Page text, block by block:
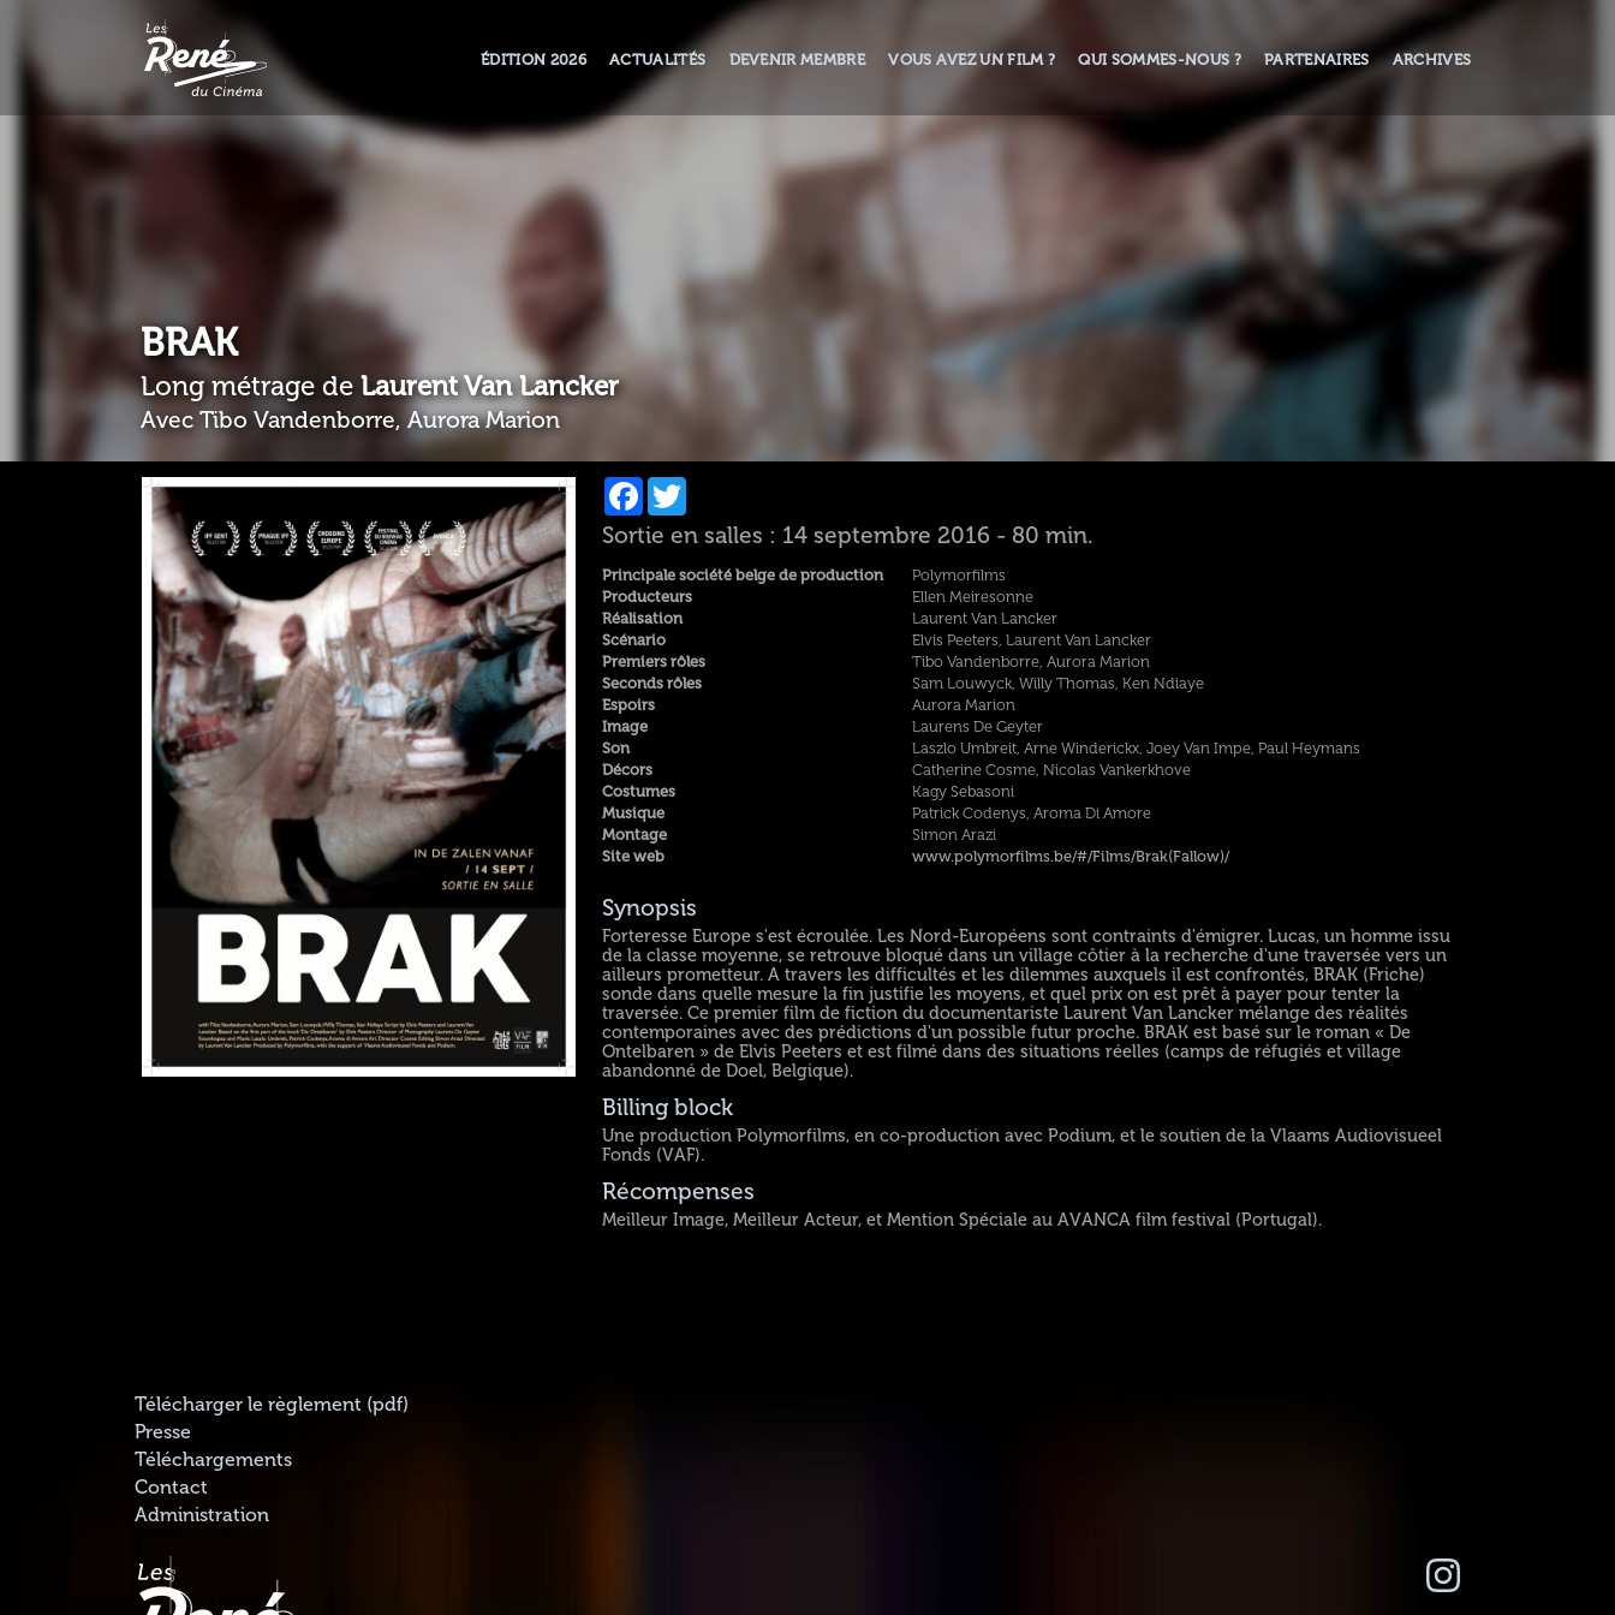
ÉDITION 2026 ACTUALITÉS DEVENIR MEMBRE VOUS AVEZ UN FILM ? QUI SOMMES-NOUS ? PARTENAIRES ARCHIVES
BRAK
Long métrage de Laurent Van Lancker
Avec Tibo Vandenborre, Aurora Marion
Facebook
Sortie en salles : 14 septembre 2016 - 80 min.
Principale société belge de production
Polymorfilms
Producteurs
Ellen Meiresonne
Réalisation
Laurent Van Lancker
Scénario
Elvis Peeters, Laurent Van Lancker
Premiers rôles
Tibo Vandenborre, Aurora Marion
Seconds rôles
Sam Louwyck, Willy Thomas, Ken Ndiaye
Espoirs
Aurora Marion
Image
Laurens De Geyter
Son
Laszlo Umbreit, Arne Winderickx, Joey Van Impe, Paul Heymans
Décors
Catherine Cosme, Nicolas Vankerkhove
Costumes
Kagy Sebasoni
Musique
Patrick Codenys, Aroma Di Amore
Montage
Simon Arazi
Site web
www.polymorfilms.be/#/Films/Brak(Fallow)/
Synopsis
Forteresse Europe s'est écroulée. Les Nord-Européens sont contraints d'émigrer. Lucas, un homme issu
de la classe moyenne, se retrouve bloqué dans un village côtier à la recherche d'une traversée vers un
ailleurs prometteur. A travers les difficultés et les dilemmes auxquels il est confrontés, BRAK (Friche)
sonde dans quelle mesure la fin justifie les moyens, et quel prix on est prêt à payer pour tenter la
traversée. Ce premier film de fiction du documentariste Laurent Van Lancker mélange des réalités
contemporaines avec des prédictions d'un possible futur proche. BRAK est basé sur le roman « De
Ontelbaren » de Elvis Peeters et est filmé dans des situations réelles (camps de réfugiés et village
abandonné de Doel, Belgique).
Billing block
Une production Polymorfilms, en co-production avec Podium, et le soutien de la Vlaams Audiovisueel
Fonds (VAF).
Récompenses
Meilleur Image, Meilleur Acteur, et Mention Spéciale au AVANCA film festival (Portugal).
Télécharger le règlement (pdf)
Presse
Téléchargements
Contact
Administration